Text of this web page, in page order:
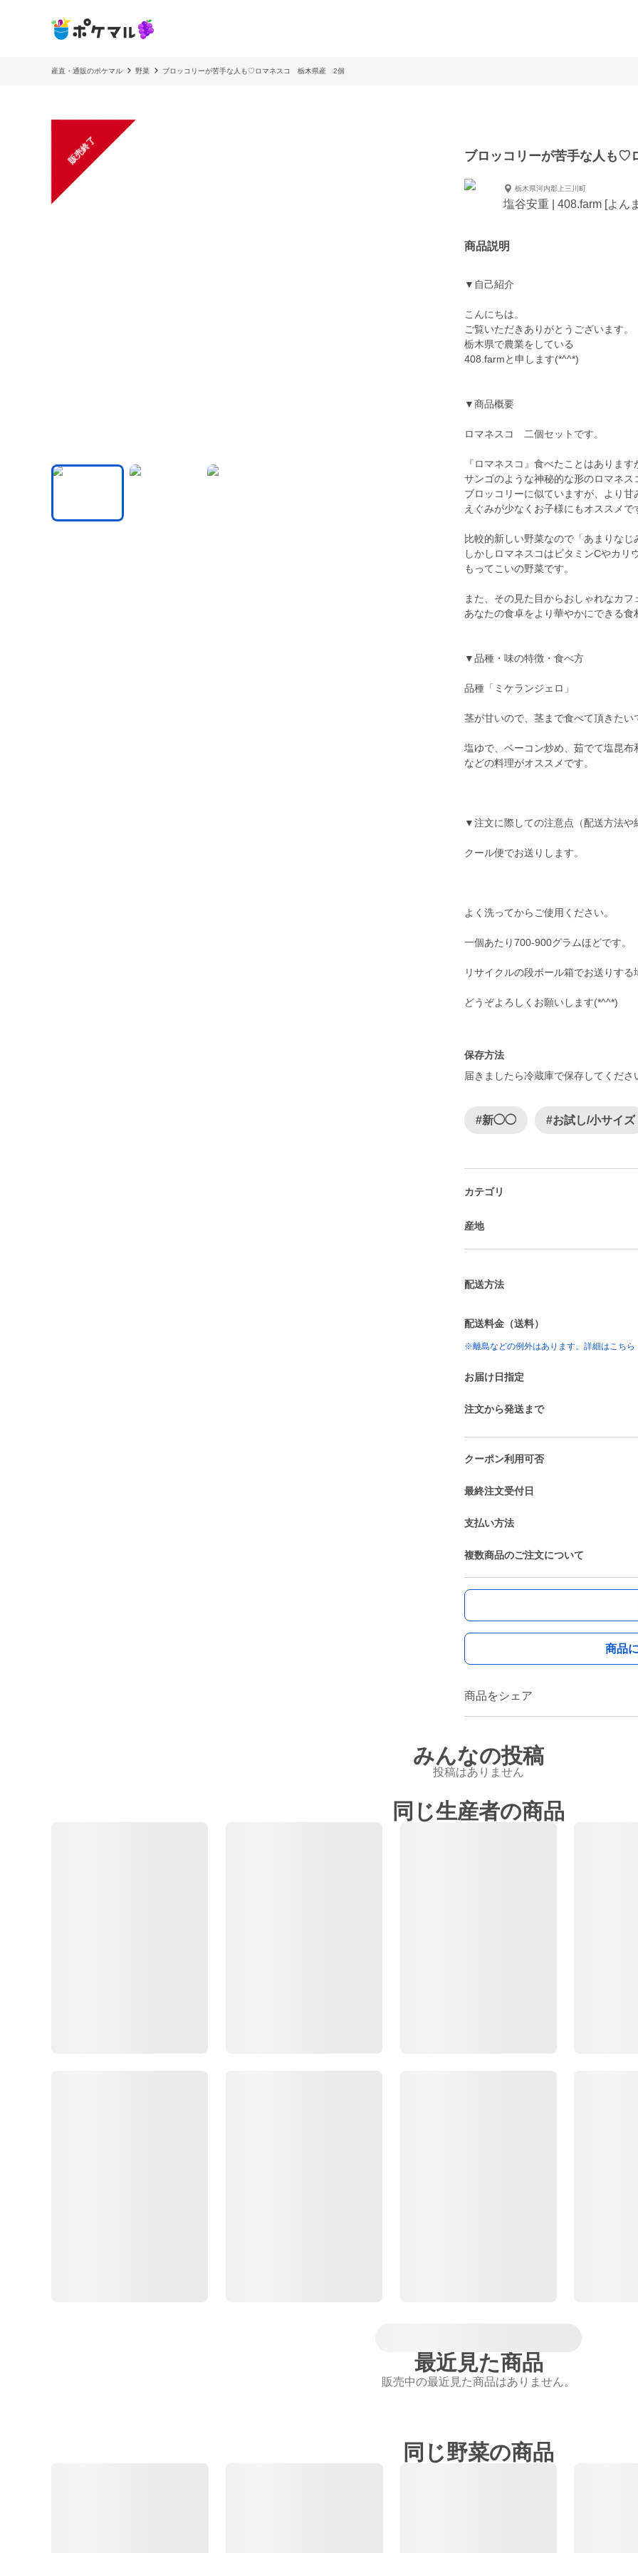
産直・通販のポケマル 野菜 ブロッコリーが苦手な人も♡ロマネスコ 栃木県産 2個
販売終了 ブロッコリーが苦手な人も
栃木県河内郡上三川町
塩谷安重 | 408.farm [よん
商品説明
▼自己紹介
こんにちは。
ご覧いただきありがとうございます。
栃木県で農業をしている
408.farmと申します(*^^*)
▼商品概要
ロマネスコ 二個セットです。
『ロマネスコ』食べたことはあります
サンゴのような神秘的な形のロマネス
ブロッコリーに似ていますが、より甘
えぐみが少なくお子様にもオススメで
比較的新しい野菜なので「あまりなじ
しかしロマネスコはビタミンCやカリ
もってこいの野菜です。
また、その見た目からおしゃれなカ
あなたの食卓をより華やかにできる食
▼品種・味の特徴・食べ方
品種「ミケランジェロ」
茎が甘いので、茎まで食べて頂きたい
塩ゆで、ベーコン炒め、茹でて塩昆布
などの料理がオススメです。
▼注文に際しての注意点（配送方法や
クール便でお送りします。
よく洗ってからご使用ください。
一個あたり700-900グラムほどです。
リサイクルの段ボール箱でお送りする
どうぞよろしくお願いします(*^^*)
保存方法
届きましたら冷蔵庫で保存してくださ
#新◯◯ #お試し/小サイズ
カテゴリ
産地
配送方法
配送料金（送料）
※離島などの例外はあります。詳細はこちら
お届け日指定
注文から発送まで
クーポン利用可否
最終注文受付日
支払い方法
複数商品のご注文について
商品
商品をシェア
みんなの投稿
投稿はありません
同じ生産者の商品
最近見た商品
販売中の最近見た商品はありません。
同じ野菜の商品